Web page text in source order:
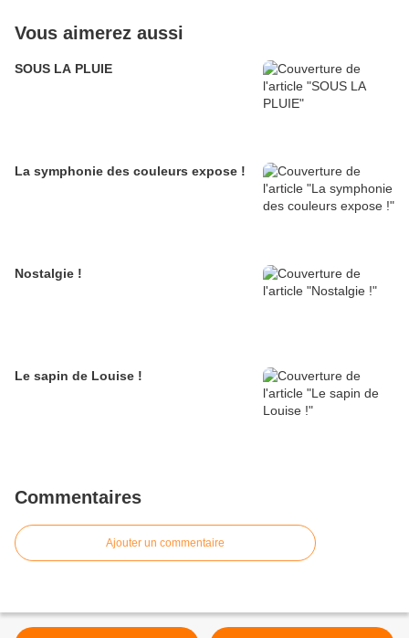
Vous aimerez aussi
SOUS LA PLUIE
La symphonie des couleurs expose !
Nostalgie !
Le sapin de Louise !
Commentaires
Ajouter un commentaire